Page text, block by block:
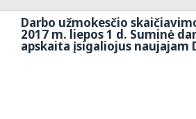
Darbo užmokesčio
2017 m. liepos 1 d. Suminė
apskaita įsigaliojus naujajam